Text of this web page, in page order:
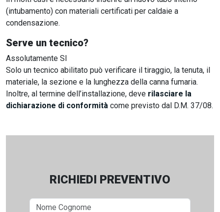
(intubamento) con materiali certificati per caldaie a
condensazione.
Serve un tecnico?
Assolutamente SI
Solo un tecnico abilitato può verificare il tiraggio, la tenuta, il
materiale, la sezione e la lunghezza della canna fumaria.
Inoltre, al termine dell’installazione, deve rilasciare la
dichiarazione di conformità come previsto dal D.M. 37/08.
RICHIEDI PREVENTIVO